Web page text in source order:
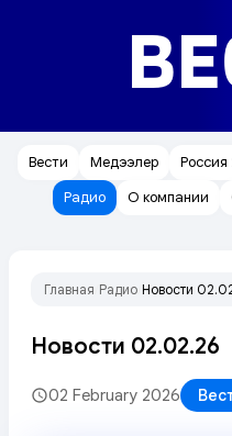
Вести Медээлер Россия
Радио
О компании
Главная Радио Новости
Новости 02.02.26
02 February 2026